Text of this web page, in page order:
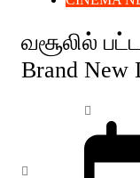
வசூலில்
Brand